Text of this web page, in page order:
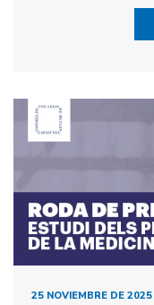
25 NOVIEMBRE DE 2025